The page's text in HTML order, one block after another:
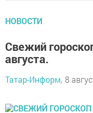
НОВОСТИ
Свежий
августа.
Татар-Информ, 8